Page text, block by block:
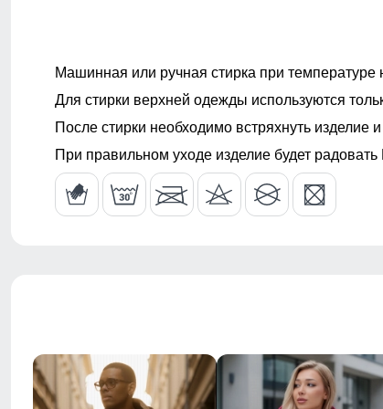
Стиль
Машинная или ручная стирка при температуре
Для стирки верхней одежды используются
После стирки необходимо встряхнуть изделие
При правильном уходе изделие будет